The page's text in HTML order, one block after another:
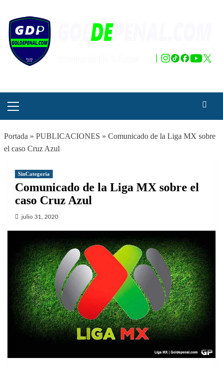
contenido
principal
Portada » PUBLICACIONES » Comunicado de la Liga MX sobre
el caso Cruz Azul
SinCategoria
Comunicado de la Liga MX sobre el
caso Cruz Azul
julio 31, 2020